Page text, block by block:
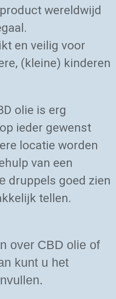
wereldwijd
en veilig voor
(kleine) kinderen
olie is erg
ieder gewenst
locatie worden
van een
druppels goed zien
tellen.
over CBD olie of
kunt u het